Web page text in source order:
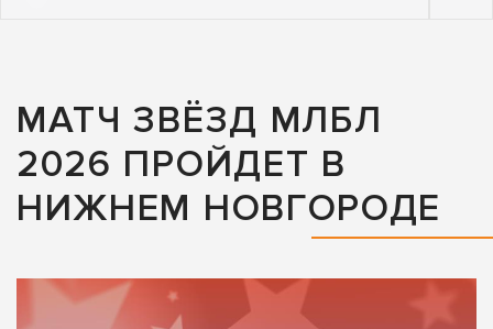
МАТЧ ЗВЁЗД МЛБЛ
2026 ПРОЙДЕТ В
НИЖНЕМ НОВГОРОДЕ